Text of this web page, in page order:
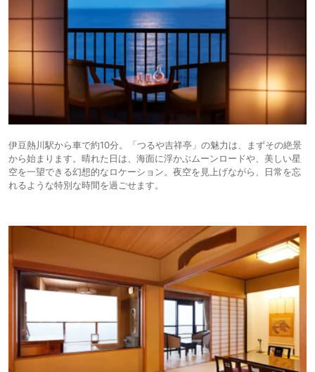
伊豆熱川駅から車で約10分。「つるや吉祥亭」の魅力は、まずその絶景
から始まります。晴れた日は、海面に浮かぶムーンロードや、美しい星
空を一望できる幻想的なロケーション。夜空を見上げながら、日常を忘
れるような特別な時間を過ごせます。